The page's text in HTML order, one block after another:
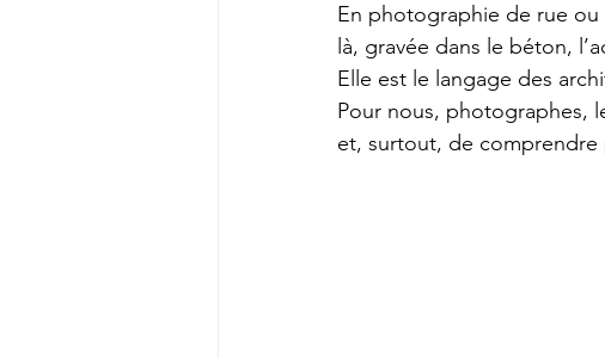
En photographie de rue ou
là, gravée dans le béton,
Elle est le langage des
Pour nous, photographes,
et, surtout, de